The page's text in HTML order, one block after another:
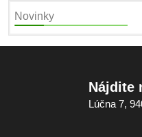
Novinky
Nájdite
Lúčna 7,